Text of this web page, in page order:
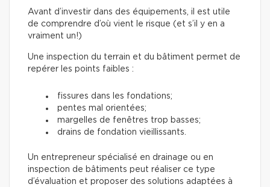
Avant d’investir dans des équipements, il est utile
de comprendre d’où vient le risque (et s’il y en a
vraiment un!)
Une inspection du terrain et du bâtiment permet de
repérer les points faibles :
fissures dans les fondations;
pentes mal orientées;
margelles de fenêtres trop basses;
drains de fondation vieillissants.
Un entrepreneur spécialisé en drainage ou en
inspection de bâtiments peut réaliser ce type
d’évaluation et proposer des solutions adaptées à